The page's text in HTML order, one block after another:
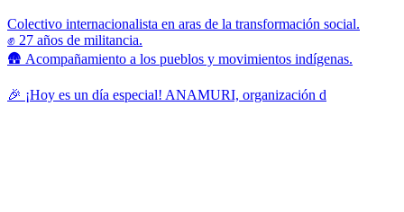
Colectivo internacionalista en aras de la transformación social.
✊ 27 años de militancia.
🛖 Acompañamiento a los pueblos y movimientos indígenas.
🎉 ¡Hoy es un día especial! ANAMURI, organización d